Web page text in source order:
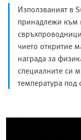
Използваният в
принадлежи към
чието откритие
награда за
специалните си
температура под